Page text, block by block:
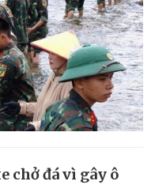
chở đá vì gây ô